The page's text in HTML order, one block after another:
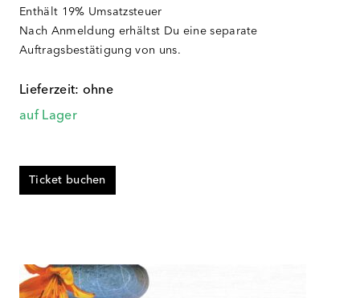
Enthält 19% Umsatzsteuer
Nach Anmeldung erhältst Du eine separate
Auftragsbestätigung von uns.
Lieferzeit: ohne
auf Lager
Ticket buchen